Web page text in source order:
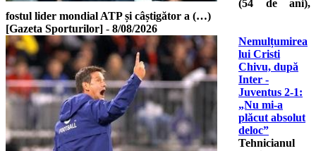
(54 de ani),
fostul lider mondial ATP și câștigător a (…)
[Gazeta Sporturilor] - 8/08/2026
Nemulțumirea
lui Cristi
Chivu, după
Inter -
Juventus 2-1:
„Nu mi-a
plăcut absolut
deloc”
Tehnicianul